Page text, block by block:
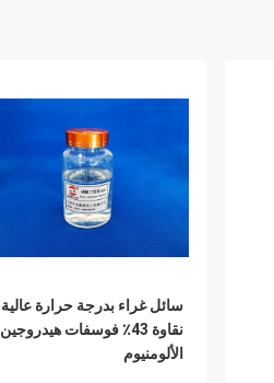
سائل غراء بدرجة حرارة عالية
نقاوة 43٪ فوسفات هيدروجين
الألومنيوم